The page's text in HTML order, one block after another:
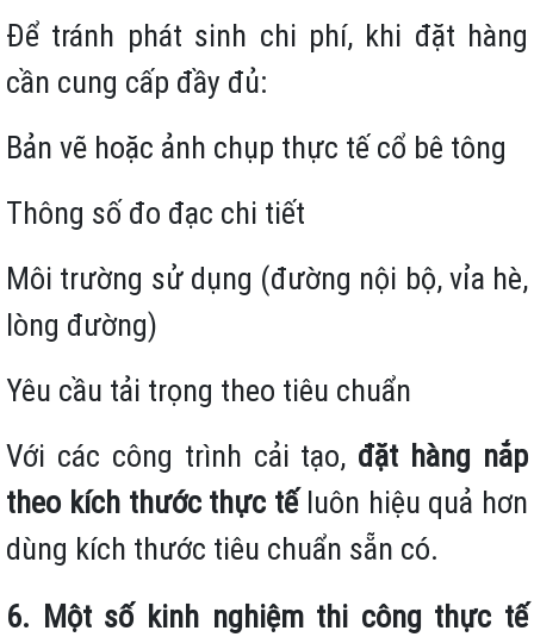
Để tránh phát sinh chi phí, khi đặt hàng
cần cung cấp đầy đủ:
Bản vẽ hoặc ảnh chụp thực tế cổ bê tông
Thông số đo đạc chi tiết
Môi trường sử dụng (đường nội bộ, vỉa hè,
lòng đường)
Yêu cầu tải trọng theo tiêu chuẩn
Với các công trình cải tạo, đặt hàng nắp
theo kích thước thực tếluôn hiệu quả hơn
dùng kích thước tiêu chuẩn sẵn có.
6. Một số kinh nghiệm thi công thực tế